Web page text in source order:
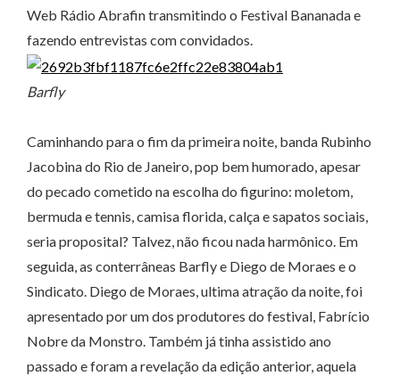
Web Rádio Abrafin transmitindo o Festival Bananada e
fazendo entrevistas com convidados.
Barfly
Caminhando para o fim da primeira noite, banda Rubinho
Jacobina do Rio de Janeiro, pop bem humorado, apesar
do pecado cometido na escolha do figurino: moletom,
bermuda e tennis, camisa florida, calça e sapatos sociais,
seria proposital? Talvez, não ficou nada harmônico. Em
seguida, as conterrâneas Barfly e Diego de Moraes e o
Sindicato. Diego de Moraes, ultima atração da noite, foi
apresentado por um dos produtores do festival, Fabrício
Nobre da Monstro. Também já tinha assistido ano
passado e foram a revelação da edição anterior, aquela